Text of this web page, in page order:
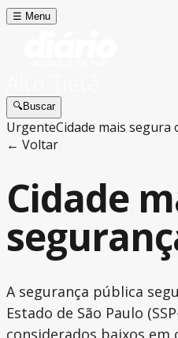
☰ Menu
🔍Buscar
UrgenteCidade mais segura
← Voltar
Cidade
A segurança pública
Estado de São Paulo